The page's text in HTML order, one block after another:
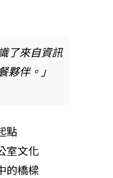
了來自資訊
夥伴。」
點
室文化
的橋樑